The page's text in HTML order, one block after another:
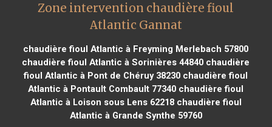
Zone intervention chaudière fioul
Atlantic Gannat
chaudière fioul Atlantic à Freyming Merlebach 57800
chaudière fioul Atlantic à Sorinières 44840 chaudière
fioul Atlantic à Pont de Chéruy 38230 chaudière fioul
Atlantic à Pontault Combault 77340 chaudière fioul
Atlantic à Loison sous Lens 62218chaudière fioul
Atlantic à Grande Synthe 59760